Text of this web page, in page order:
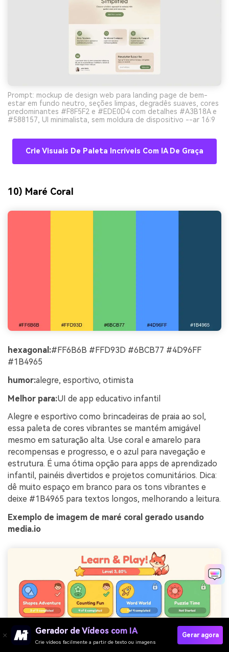
Prompt: mockup de design web para landing page de bem-
estar em fundo neutro, seções limpas, degradês suaves, cores
predominantes #F8F5F2 e #EDE0D4 com detalhes #A3B18A e
#588157, UI minimalista, sem moldura de dispositivo --ar 16:9
Crie Visuais De Paleta Incríveis Com IA De Graça
10) Maré Coral
hexagonal:#FF6B6B #FFD93D #6BCB77 #4D96FF
#1B4965
humor:alegre, esportivo, otimista
Melhor para:UI de app educativo infantil
Alegre e esportivo como brincadeiras de praia ao sol,
essa paleta de cores vibrantes se mantém amigável
mesmo em saturação alta. Use coral e amarelo para
recompensas e progresso, e o azul para navegação e
estrutura. É uma ótima opção para apps de aprendizado
infantil, painéis divertidos e projetos comunitários. Dica:
dê muito espaço em branco para os tons vibrantes e
deixe #1B4965 para textos longos, melhorando a leitura.
Exemplo de imagem de maré coral gerado usando
media.io
Gerador de Vídeos com IA
Crie vídeos facilmente a partir de texto ou imagens
Gerar agora